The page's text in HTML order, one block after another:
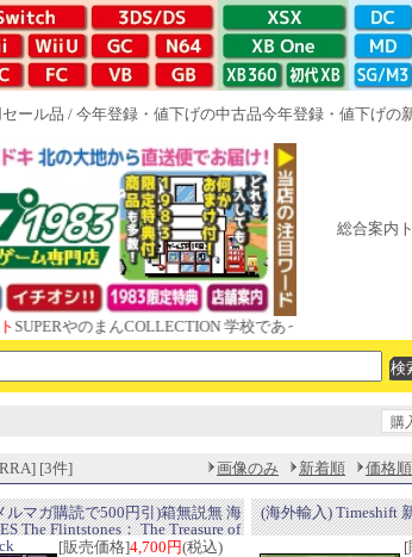
ール品 / 今年登録・値下げの中古品今年登録・値下げの
総合案内
のまんCOLLECTION 学校であった怖い話と晦󠄀つきこも
購
[3件] 画像のみ 新着順 価格順
ルマガ購読で500円引)箱無説無 海
The Flintstones： The Treasure of
[販売価格]4,700円(税込)
(海外輸入) Timeshift
[